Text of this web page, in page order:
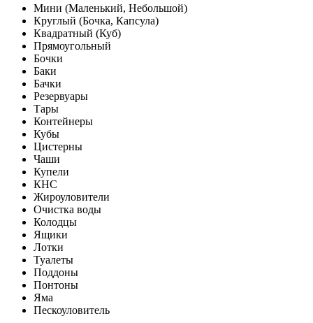
Мини (Маленький, Небольшой)
Круглый (Бочка, Капсула)
Квадратный (Куб)
Прямоугольный
Бочки
Баки
Бачки
Резервуары
Тары
Контейнеры
Кубы
Цистерны
Чаши
Купели
КНС
Жироуловители
Очистка воды
Колодцы
Ящики
Лотки
Туалеты
Поддоны
Понтоны
Яма
Пескоуловитель